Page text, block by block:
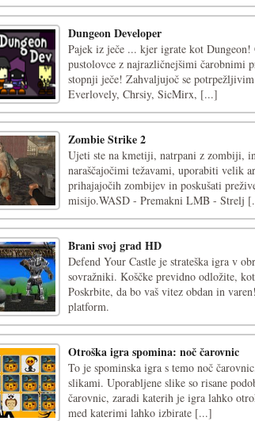
Dungeon Developer
Pajek iz ječe ... kjer igrate kot
pustolovce z najrazličnejšimi čarobnimi
stopnji ječe! Zahvaljujoč se
Everlovely, Chrsiy, SicMirx, [...]
Zombie Strike 2
Ujeti ste na kmetiji, natrpani z zombiji,
naraščajočimi težavami, uporabiti velik
prihajajočih zombijev in poskušati
misijo.WASD - Premakni LMB - Strelj
Brani svoj grad HD
Defend Your Castle je strateška igra v
sovražniki. Koščke previdno odložite,
Poskrbite, da bo vaš vitez obdan in
platform.
Otroška igra spomina: noč čarovnic
To je spominska igra s temo noč
slikami. Uporabljene slike so risane
čarovnic, zaradi katerih je igra lahko
med katerimi lahko izbirate [...]